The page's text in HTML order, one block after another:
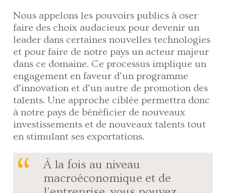
Nous appelons les pouvoirs publics à oser
faire des choix audacieux pour devenir un
leader dans certaines nouvelles technologies
et pour faire de notre pays un acteur majeur
dans ce domaine. Ce processus implique un
engagement en faveur d’un programme
d’innovation et d’un autre de promotion des
talents. Une approche ciblée permettra donc
à notre pays de bénéficier de nouveaux
investissements et de nouveaux talents tout
en stimulant ses exportations.
À la fois au niveau
macroéconomique et de